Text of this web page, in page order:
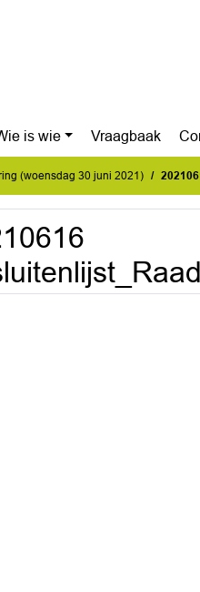
is wie Vraagbaak
(woensdag 30 juni 2021)